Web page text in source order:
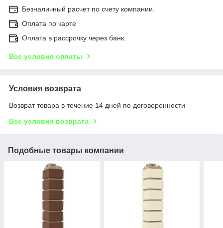
Безналичный расчет по счету компании.
Оплата по карте
Оплата в рассрочку через банк.
Все условия оплаты
Условия возврата
Возврат товара в течение 14 дней по договоренности
Все условия возврата
Подобные товары компании